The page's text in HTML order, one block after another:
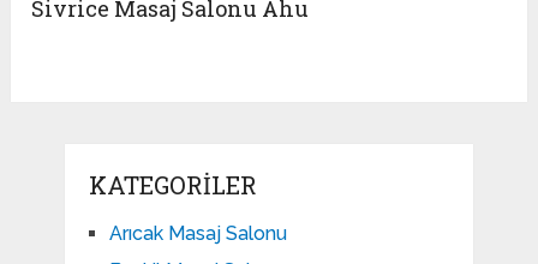
Sivrice Masaj Salonu Ahu
KATEGORILER
Arıcak Masaj Salonu